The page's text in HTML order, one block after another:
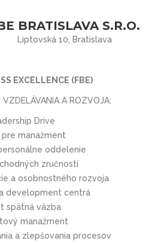
BRATISLAVA S.R.O.
Liptovská 10, Bratislava
EXCELLENCE (FBE)
A ROZVOJA:
Drive
pre manažment
oddelenie
zručností
a osobnostného rozvoja
development centrá
spätná väzba
manažment
a zlepšovania procesov